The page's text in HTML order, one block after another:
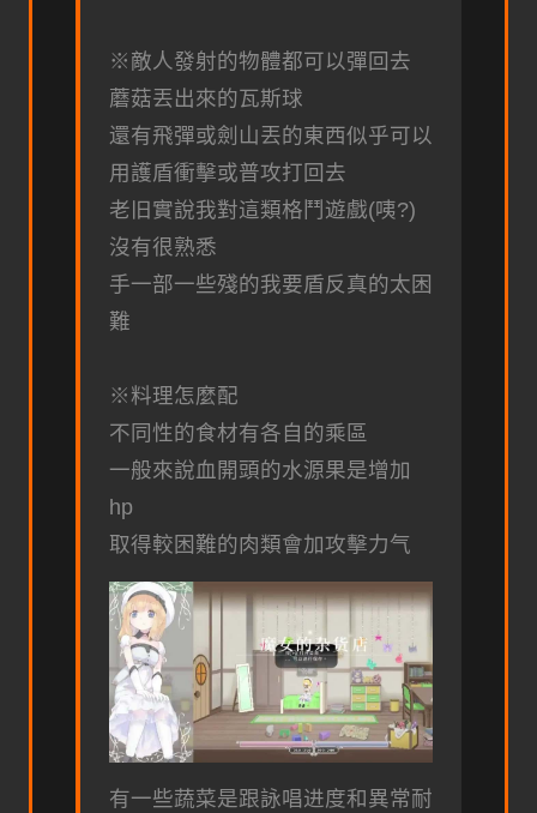
※敵人發射的物體都可以彈回去
蘑菇丟出來的瓦斯球
還有飛彈或劍山丟的東西似乎可以
用護盾衝擊或普攻打回去
老旧實說我對這類格鬥遊戲(咦?)
沒有很熟悉
手一部一些殘的我要盾反真的太困
難
※料理怎麼配
不同性的食材有各自的乘區
一般來說血開頭的水源果是增加
hp
取得較困難的肉類會加攻擊力气
有一些蔬菜是跟詠唱进度和異常耐